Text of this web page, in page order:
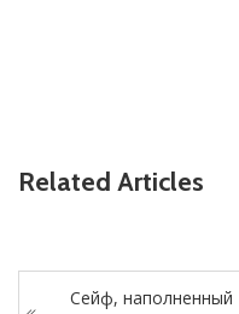
Related Articles
Сейф, наполненный